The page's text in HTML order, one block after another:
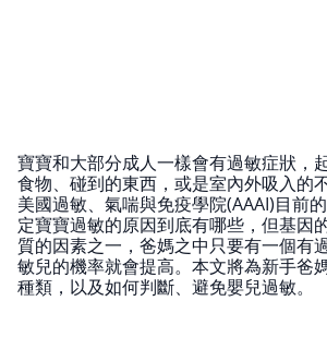
寶寶和大部分成人一樣會有過敏症狀，
食物、碰到的東西，或是室內外吸入的
美國過敏、氣喘與免疫學院(AAAI)目前
定寶寶過敏的原因到底有哪些，但基因
質的因素之一，爸媽之中只要有一個有
敏兒的機率就會提高。本文將為新手爸
種類，以及如何判斷、避免嬰兒過敏。